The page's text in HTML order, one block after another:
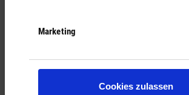
Marketing
Cookies zulassen
Kläranlage
Wasserversorgung